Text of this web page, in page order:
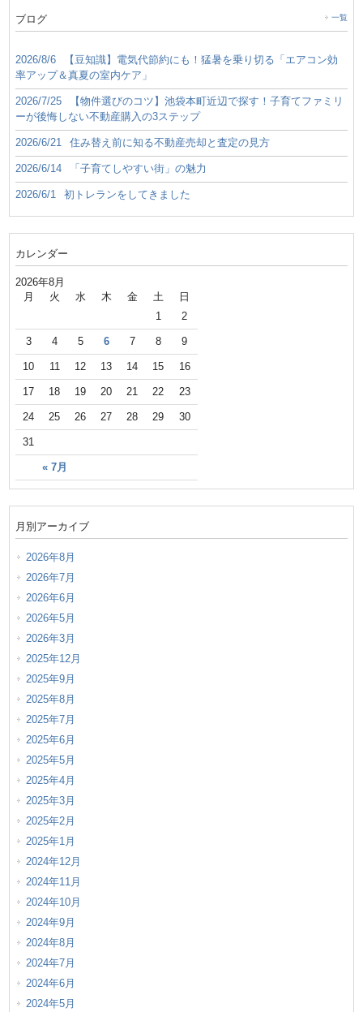
ブログ 一覧
2026/8/6
【豆知識】電気代節約にも！猛暑を乗り切る「エアコン効
率アップ＆真夏の室内ケア」
2026/7/25
【物件選びのコツ】池袋本町近辺で探す！子育てファミリ
ーが後悔しない不動産購入の3ステップ
2026/6/21 住み替え前に知る不動産売却と査定の見方
2026/6/14 「子育てしやすい街」の魅力
2026/6/1 初トレランをしてきました
カレンダー
2026年8月
月 火 水 木 金 土 日
« 7月
1 2
3 4 5 6 7 8 9
10 11 12 13 14 15 16
17 18 19 20 21 22 23
24 25 26 27 28 29 30
31
月別アーカイブ
2026年8月
2026年7月
2026年6月
2026年5月
2026年3月
2025年12月
2025年9月
2025年8月
2025年7月
2025年6月
2025年5月
2025年4月
2025年3月
2025年2月
2025年1月
2024年12月
2024年11月
2024年10月
2024年9月
2024年8月
2024年7月
2024年6月
2024年5月